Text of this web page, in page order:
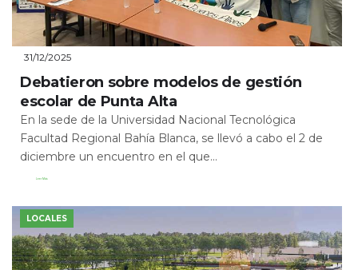
31/12/2025
Debatieron sobre modelos de gestión
escolar de Punta Alta
En la sede de la Universidad Nacional Tecnológica
Facultad Regional Bahía Blanca, se llevó a cabo el 2 de
diciembre un encuentro en el que...
Leer Más
LOCALES